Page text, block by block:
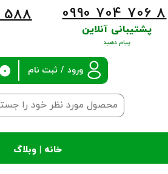
0990 704 706 8
۰ ورود / ثبت نام
خروج از حساب کاربری
588
پشتیبانی آنلاین
پیام دهید
خانه |وبلاگ